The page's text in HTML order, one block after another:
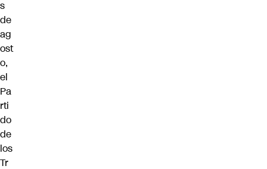
s
de
ag
ost
o,
el
Pa
rti
do
de
los
Tr